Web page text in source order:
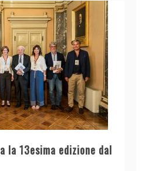
la 13esima edizione dal